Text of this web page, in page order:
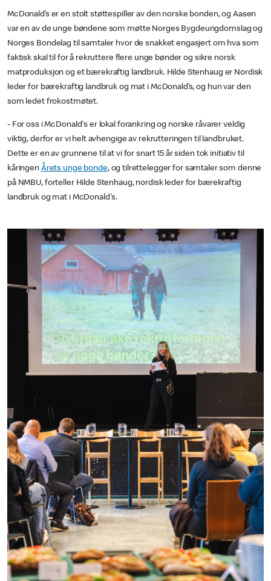
McDonald’s er en stolt støttespiller av den norske bonden, og Aasen
var en av de unge bøndene som møtte Norges Bygdeungdomslag og
Norges Bondelag til samtaler hvor de snakket engasjert om hva som
faktisk skal til for å rekruttere flere unge bønder og sikre norsk
matproduksjon og et bærekraftig landbruk. Hilde Stenhaug er Nordisk
leder for bærekraftig landbruk og mat i McDonald’s, og hun var den
som ledet frokostmøtet.
- For oss i McDonald's er lokal forankring og norske råvarer veldig
viktig, derfor er vi helt avhengige av rekrutteringen til landbruket.
Dette er en av grunnene til at vi for snart 15 år siden tok initiativ til
kåringen Årets unge bonde, og tilrettelegger for samtaler som denne
på NMBU, forteller Hilde Stenhaug, nordisk leder for bærekraftig
landbruk og mat i McDonald's.